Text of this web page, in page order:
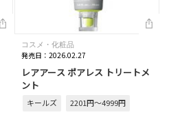
コスメ・化粧品
発売日：2026.02.27
レアアース ポアレス トリートメ
ント
キールズ 2201円～4999円